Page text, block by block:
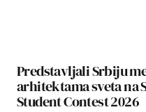
Predstavljali Srbiju
arhitektama sveta na
Student Contest 2026